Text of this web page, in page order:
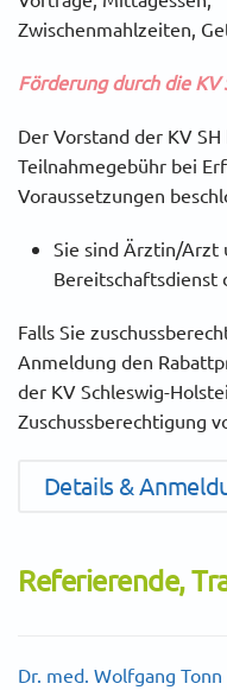
Zwischenmahlzeiten,
Förderung durch die KV
Der Vorstand der KV
Teilnahmegebühr bei
Voraussetzungen
Sie sind Ärztin/Arzt
Bereitschaftsdienst
Falls Sie
Anmeldung den
der KV Schleswig-
Zuschussberechtigung
Details &
Referierende,
Dr. med. Wolfgang Tonn